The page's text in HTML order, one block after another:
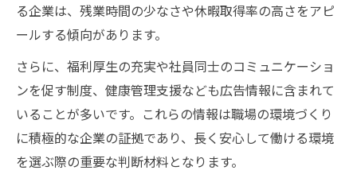
る企業は、残業時間の少なさや休暇取得率の高さをアピ
ールする傾向があります。
さらに、福利厚生の充実や社員同士のコミュニケーショ
ンを促す制度、健康管理支援なども広告情報に含まれて
いることが多いです。これらの情報は職場の環境づくり
に積極的な企業の証拠であり、長く安心して働ける環境
を選ぶ際の重要な判断材料となります。